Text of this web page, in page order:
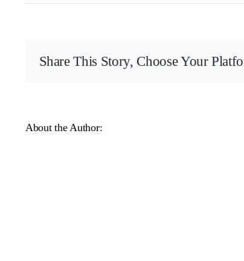
Den
–
Share This Story, Choose Your
About the Author: